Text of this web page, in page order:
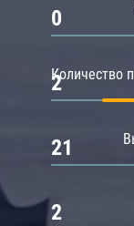
0
Количество
2
21
2